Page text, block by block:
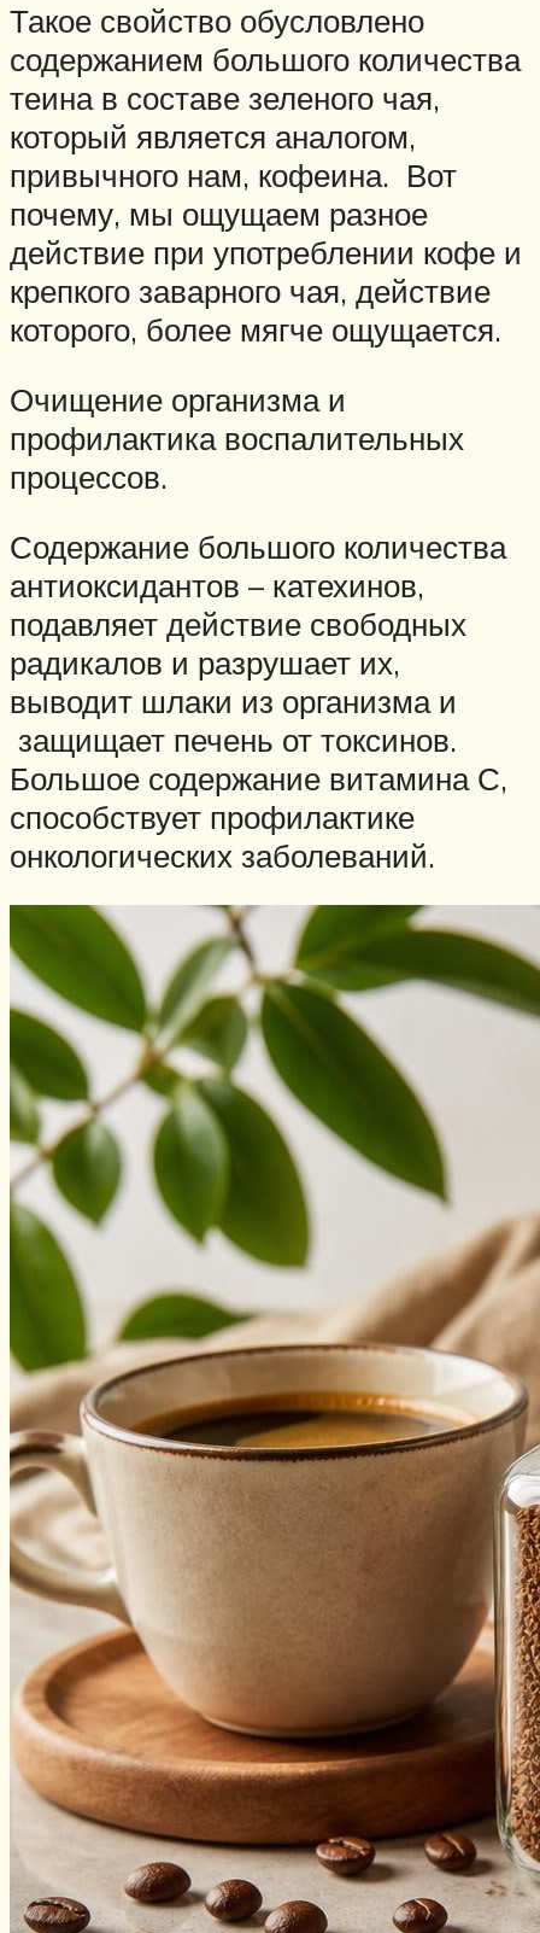
Такое свойство обусловлено
содержанием большого количества
теина в составе зеленого чая,
который является аналогом,
привычного нам, кофеина. Вот
почему, мы ощущаем разное
действие при употреблении кофе и
крепкого заварного чая, действие
которого, более мягче ощущается.
Очищение организма и
профилактика воспалительных
процессов.
Содержание большого количества
антиоксидантов – катехинов,
подавляет действие свободных
радикалов и разрушает их,
выводит шлаки из организма и
защищает печень от токсинов.
Большое содержание витамина С,
способствует профилактике
онкологических заболеваний.